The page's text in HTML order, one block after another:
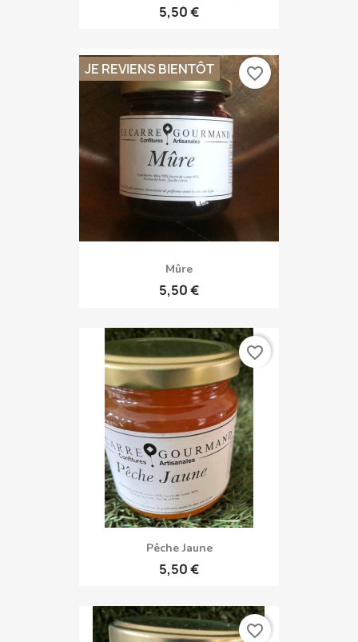
5,50 €
Mûre
5,50 €
JE REVIENS BIENTÔT favorite_border
Pêche Jaune
5,50 €
favorite_border
favorite_border